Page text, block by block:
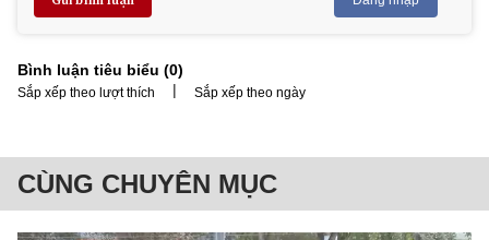
Bình luận tiêu biểu (0)
Sắp xếp theo lượt thích | Sắp xếp theo ngày
CÙNG CHUYÊN MỤC